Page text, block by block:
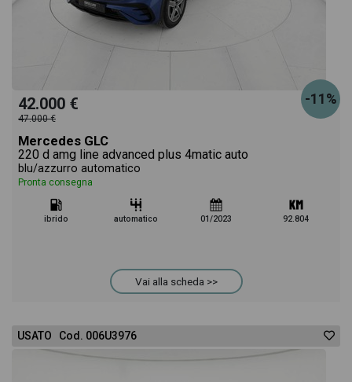
-11%
42.000 €
47.000 €
Mercedes GLC
220 d amg line advanced plus 4matic auto
blu/azzurro automatico
Pronta consegna
ibrido automatico 01/2023 92.804
Vai alla scheda >>
USATO Cod. 006U3976